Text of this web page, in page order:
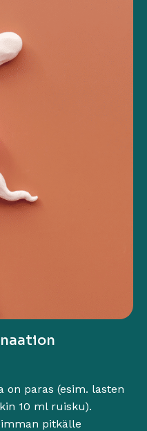
on paras (esim. lasten
10 ml ruisku).
pitkälle